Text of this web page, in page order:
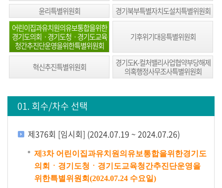
방
송
일
정
방
송
보
기
윤리특별위원회
경기북부특별자치도설치특별위원회
어린이집과유치원의유보통합을위한
경기도의회ㆍ경기도청ㆍ경기도교육
청간추진단운영을위한특별위원회
기후위기대응특별위원회
혁신추진특별위원회
경기도K-컬처밸리사업협약부당해제
의혹행정사무조사특별위원회
01. 회수/차수 선택
제376회 [임시회] (2024.07.19 ~ 2024.07.26)
제3차 어린이집과유치원의유보통합을위한경기도
의회ㆍ경기도청ㆍ경기도교육청간추진단운영을
위한특별위원회(2024.07.24 수요일)